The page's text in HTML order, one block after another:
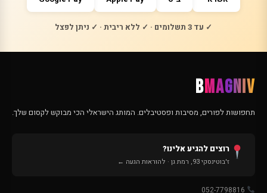
✓ עד 3 תשלומים · ✓ ללא ריבית · ✓ ניתן לפצל
BMAGNIV
תחפושות לפורים, מסיבות ופסטיבלים. המותג הישראלי הכי מבוקש לקסום שלך.
רוצים להגיע אלינו?
ז'בוטינסקי 93, רמת גן · להוראות הגעה ←